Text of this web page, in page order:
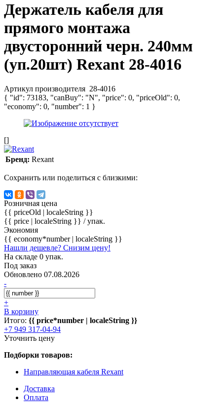
Держатель кабеля для
прямого монтажа
двусторонний черн. 240мм
(уп.20шт) Rexant 28-4016
Артикул производителя 28-4016
{ "id": 73183, "canBuy": "N", "price": 0, "priceOld": 0,
"economy": 0, "number": 1 }
[]
Бренд: Rexant
Сохранить или поделиться с близкими:
Розничная цена
{{ priceOld | localeString }}
{{ price | localeString }} / упак.
Экономия
{{ economy*number | localeString }}
Нашли дешевле? Снизим цену!
На складе 0 упак.
Под заказ
Обновлено 07.08.2026
-
+
В корзину
Итого: {{ price*number | localeString }}
+7 949 317-04-94
Уточнить цену
Подборки товаров:
Направляющая кабеля Rexant
Доставка
Оплата